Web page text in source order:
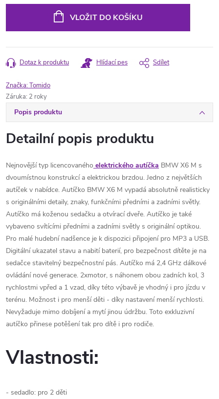
VLOŽIT DO KOŠÍKU
Dotaz k produktu Hlídací pes Sdílet
Značka:Tomido
Záruka: 2 roky
Popis produktu
Detailní popis produktu
Nejnovější typ licencovaného elektrického autíčka BMW X6 M s
dvoumístnou konstrukcí a elektrickou brzdou. Jedno z největších
autíček v nabídce. Autíčko BMW X6 M vypadá absolutně realisticky
s originálními detaily, znaky, funkčními předními a zadními světly.
Autíčko má koženou sedačku a otvírací dveře. Autíčko je také
vybaveno svítícími předními a zadními světly s originální optikou.
Pro malé hudební nadšence je k dispozici připojení pro MP3 a USB.
Digitální ukazatel stavu a nabití baterií, pro bezpečnost dítěte je na
sedačce stavitelný bezpečnostní pás. Autíčko má 2,4 GHz dálkové
ovládání nové generace. 2xmotor, s náhonem obou zadních kol, 3
rychlostmi vpřed a 1 vzad, díky této výbavě je vhodný i pro jízdu v
terénu. Možnost i pro menší děti - díky nastavení menší rychlosti.
Nevyžaduje mimo dobíjení a mytí jinou údržbu. Toto exkluzivní
autíčko přinese potěšení tak pro dítě i pro rodiče.
Vlastnosti:
- sedadlo: pro 2 děti